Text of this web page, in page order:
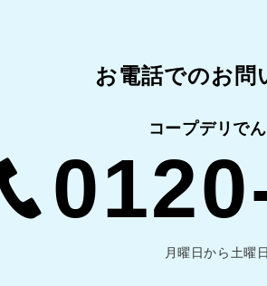
お電話でのお問
コープデリで
月曜日から土曜